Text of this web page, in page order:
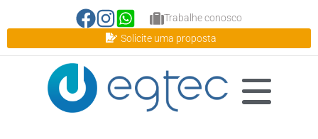
Trabalhe conosco
Solicite uma proposta